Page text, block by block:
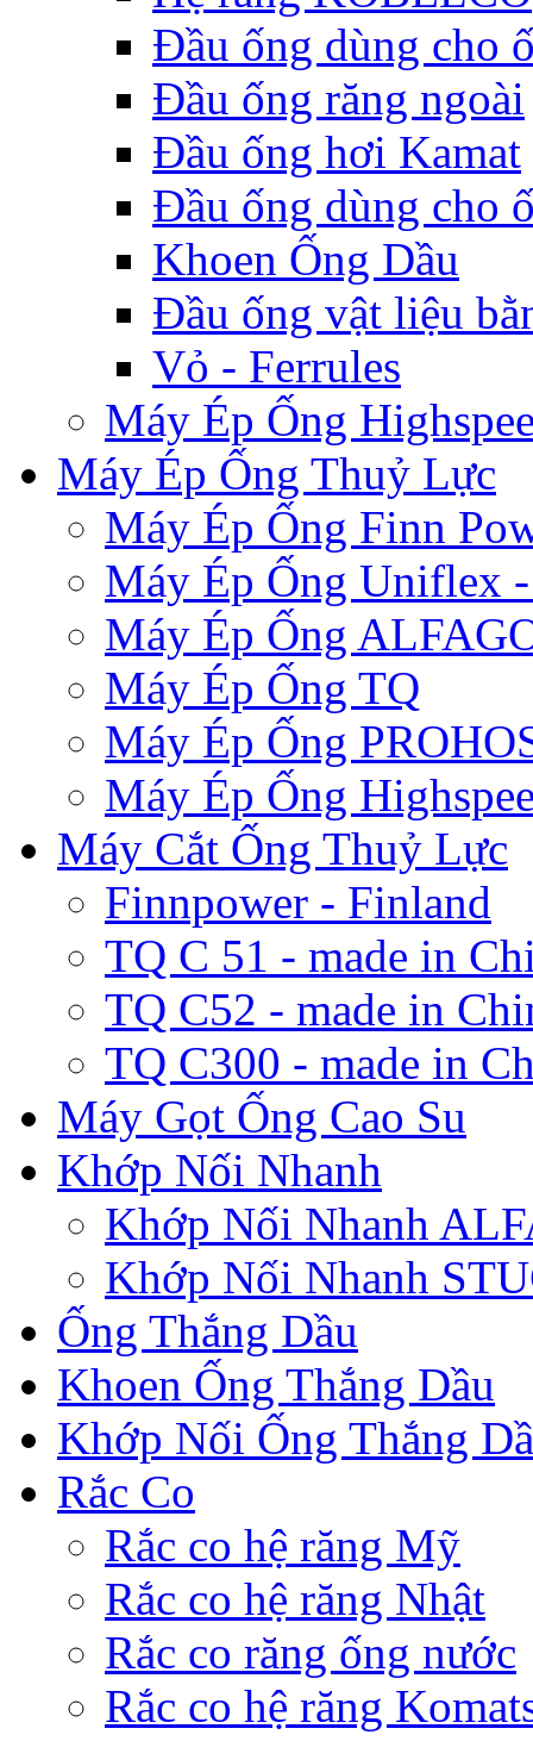
Đầu ống dùng cho
Đầu ống răng ngoài
Đầu ống hơi Kamat
Đầu ống dùng cho
Khoen Ống Dầu
Đầu ống vật liệu
Vỏ - Ferrules
Máy Ép Ống
Máy Ép Ống Thuỷ Lực
Máy Ép Ống Finn
Máy Ép Ống Uniflex
Máy Ép Ống
Máy Ép Ống TQ
Máy Ép Ống
Máy Ép Ống
Máy Cắt Ống Thuỷ Lực
Finnpower - Finland
TQ C 51 - made in
TQ C52 - made in
TQ C300 - made in
Máy Gọt Ống Cao Su
Khớp Nối Nhanh
Khớp Nối Nhanh
Khớp Nối Nhanh
Ống Thắng Dầu
Khoen Ống Thắng Dầu
Khớp Nối Ống Thắng
Rắc Co
Rắc co hệ răng Mỹ
Rắc co hệ răng Nhật
Rắc co răng ống nước
Rắc co hệ răng